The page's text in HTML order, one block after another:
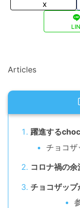
X
Articles
躍進する
チョコザ
コロナ禍の
チョコザッ